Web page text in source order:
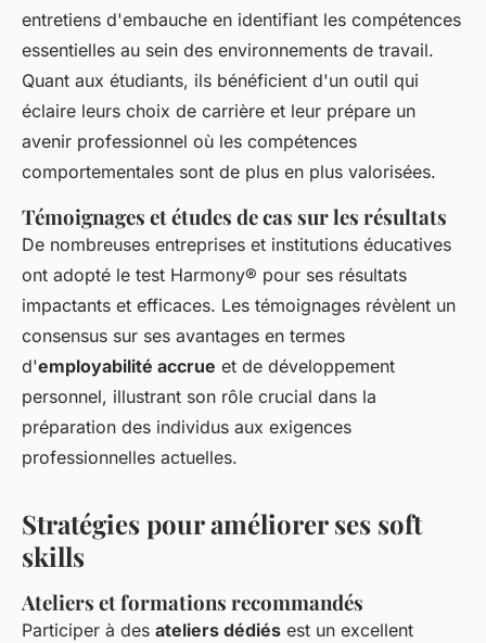
entretiens d'embauche en identifiant les compétences
essentielles au sein des environnements de travail.
Quant aux étudiants, ils bénéficient d'un outil qui
éclaire leurs choix de carrière et leur prépare un
avenir professionnel où les compétences
comportementales sont de plus en plus valorisées.
Témoignages et études de cas sur les résultats
De nombreuses entreprises et institutions éducatives
ont adopté le test Harmony® pour ses résultats
impactants et efficaces. Les témoignages révèlent un
consensus sur ses avantages en termes
d'employabilité accrue et de développement
personnel, illustrant son rôle crucial dans la
préparation des individus aux exigences
professionnelles actuelles.
Stratégies pour améliorer ses soft
skills
Ateliers et formations recommandés
Participer à des ateliers dédiés est un excellent